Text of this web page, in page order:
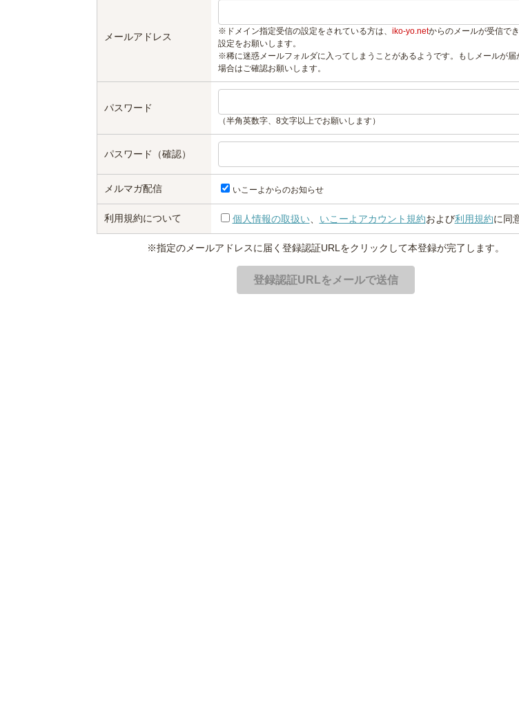
メールアドレス ※ドメイン指定受信の設定をされている方は、 iko-yo.netからのメールが受信で
設定をお願いします。
※稀に迷惑メールフォルダに入ってしまうことがあるようです。もしメールが届
場合はご確認お願いします。
パスワード
（半角英数字、8文字以上でお願いします）
パスワード（確認）
メルマガ配信 いこーよからのお知らせ
利用規約について 個人情報の取扱い、 いこーよアカウント規約および利用規約に同
※指定のメールアドレスに届く登録認証URLをクリックして本登録が完了します。